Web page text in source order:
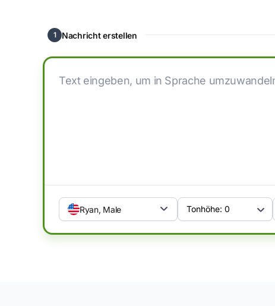
1 Nachricht erstellen
Ryan, Male Tonhöhe: 0